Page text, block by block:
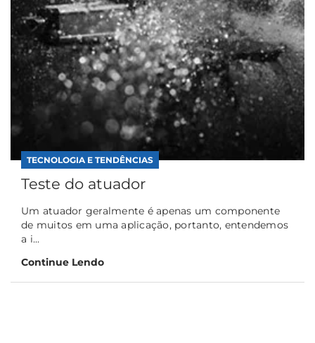
TECNOLOGIA E TENDÊNCIAS
Teste do atuador
Um atuador geralmente é apenas um componente
de muitos em uma aplicação, portanto, entendemos
a i...
Continue Lendo